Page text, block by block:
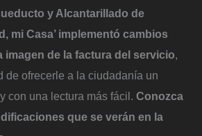
y Alcantarillado de
mi Casa’ implementó cambios
imagen de la factura del servicio,
de ofrecerle a la ciudadanía un
con una lectura más fácil. Conozca
que se verán en la